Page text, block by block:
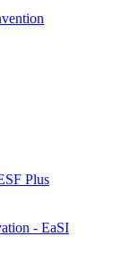
Plus
- Ea­SI